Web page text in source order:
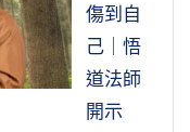
傷到自
己｜悟
道法師
開示